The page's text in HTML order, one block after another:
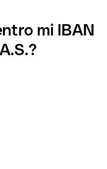
mi IBAN